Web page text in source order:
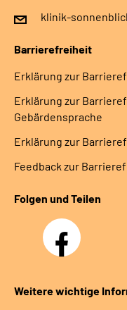
klinik-
Barrierefreiheit
Erklärung zur
Erklärung zur
Gebärdensprache
Erklärung zur
Feedback zur
Folgen und Teilen
Facebook
Klinik
Sonnenblick
Weitere wichtige